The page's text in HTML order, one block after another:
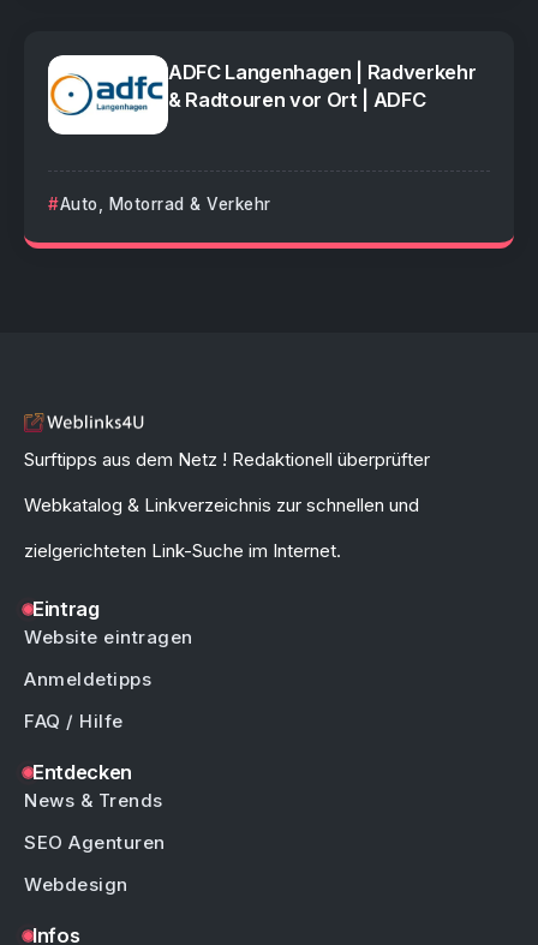
ADFC Langenhagen | Radverkehr
& Radtouren vor Ort | ADFC
Auto, Motorrad & Verkehr
Surftipps aus dem Netz ! Redaktionell überprüfter
Webkatalog & Linkverzeichnis zur schnellen und
zielgerichteten Link-Suche im Internet.
Eintrag
Website eintragen
Anmeldetipps
FAQ / Hilfe
Entdecken
News & Trends
SEO Agenturen
Webdesign
Infos